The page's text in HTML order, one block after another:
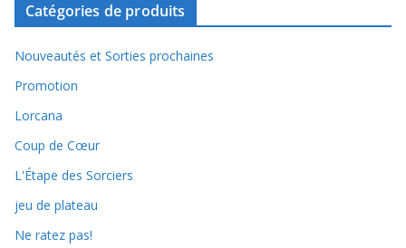
Catégories de produits
Nouveautés et Sorties prochaines
Promotion
Lorcana
Coup de Cœur
L'Étape des Sorciers
jeu de plateau
Ne ratez pas!